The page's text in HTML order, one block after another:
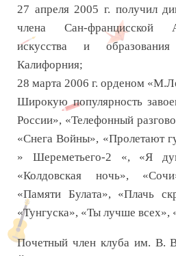
27 апреля 2005 г. получил
члена Сан-францисской
искусства и
Калифорния;
28 марта 2006 г. орденом
Широкую популярность
России», «Телефонный
«Снега Войны», «Пролетают
» Шереметьего-2 «, «Я
«Колдовская ночь»,
«Памяти Булата», «Плачь
«Тунгуска», «Ты лучше всех»,
Почетный член клуба им. В.